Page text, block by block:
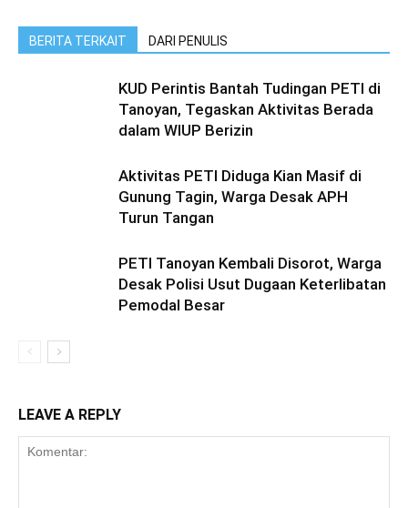
BERITA TERKAIT DARI PENULIS
KUD Perintis Bantah Tudingan PETI di
Tanoyan, Tegaskan Aktivitas Berada
dalam WIUP Berizin
Aktivitas PETI Diduga Kian Masif di
Gunung Tagin, Warga Desak APH
Turun Tangan
PETI Tanoyan Kembali Disorot, Warga
Desak Polisi Usut Dugaan Keterlibatan
Pemodal Besar
LEAVE A REPLY